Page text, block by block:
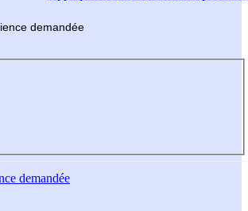
demandée
demandée